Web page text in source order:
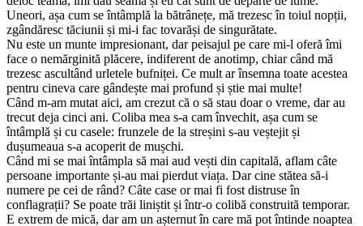
Uneori, așa cum se întâmplă la bătrânețe, mă trezesc în toiul nopții,
zgândăresc tăciunii și mi-i fac tovarăși de singurătate.
Nu este un munte impresionant, dar peisajul pe care mi-l oferă îmi
face o nemărginită plăcere, indiferent de anotimp, chiar când mă
trezesc ascultând urletele bufniței. Ce mult ar însemna toate acestea
pentru cineva care gândește mai profund și știe mai multe!
Când m-am mutat aici, am crezut că o să stau doar o vreme, dar au
trecut deja cinci ani. Coliba mea s-a cam învechit, așa cum se
întâmplă și cu casele: frunzele de la streșini s-au veștejit și
dușumeaua s-a acoperit de mușchi.
Când mi se mai întâmpla să mai aud vești din capitală, aflam câte
persoane importante și-au mai pierdut viața. Dar cine stătea să-i
numere pe cei de rând? Câte case or mai fi fost distruse în
conflagrații? Se poate trăi liniștit și într-o colibă construită temporar.
E extrem de mică, dar am un așternut în care mă pot întinde noaptea